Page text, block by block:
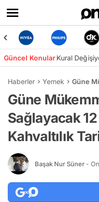
Güncel KonularKural
Haberler Yemek Güne
Güne
Sağlayacak
Kahvaltılık
Başak Nur Süner -